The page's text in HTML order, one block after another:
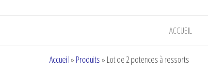
ACCUEIL
Accueil » Produits » Lot de 2 potences à ressorts